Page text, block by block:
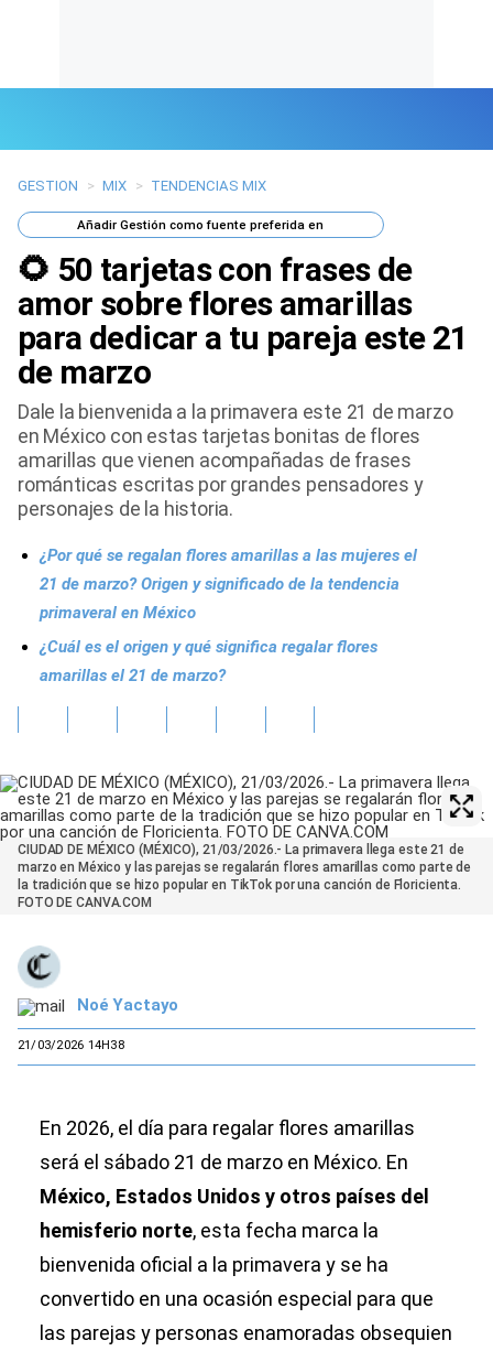
Últimas Noticias
Mi Bolsillo
Gente
Tendencias Mix
Sports
GESTION > MIX > TENDENCIAS MIX
AñadirGestión como fuente preferida en
🌻 50 tarjetas con frases de
amor sobre flores amarillas
para dedicar a tu pareja este 21
de marzo
Dale la bienvenida a la primavera este 21 de marzo
en México con estas tarjetas bonitas de flores
amarillas que vienen acompañadas de frases
románticas escritas por grandes pensadores y
personajes de la historia.
¿Por qué se regalan flores amarillas a las mujeres el
21 de marzo? Origen y significado de la tendencia
primaveral en México
¿Cuál es el origen y qué significa regalar flores
amarillas el 21 de marzo?
CIUDAD DE MÉXICO (MÉXICO), 21/03/2026.- La primavera llega este 21 de
marzo en México y las parejas se regalarán flores amarillas como parte de
la tradición que se hizo popular en TikTok por una canción de Floricienta.
FOTO DE CANVA.COM
Noé Yactayo
21/03/2026 14H38
En 2026, el día para regalar flores amarillas
será el sábado 21 de marzo en México. En
México, Estados Unidos y otros países del
hemisferio norte, esta fecha marca la
bienvenida oficial a la primavera y se ha
convertido en una ocasión especial para que
las parejas y personas enamoradas obsequien